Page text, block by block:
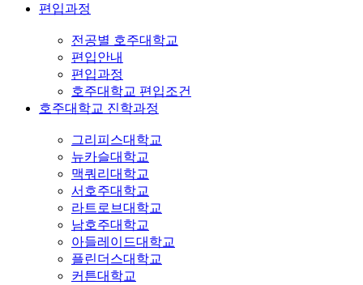
편입과정
전공별 호주대학교
편입안내
편입과정
호주대학교 편입조건
호주대학교 진학과정
그리피스대학교
뉴카슬대학교
맥쿼리대학교
서호주대학교
라트로브대학교
남호주대학교
아들레이드대학교
플린더스대학교
커튼대학교